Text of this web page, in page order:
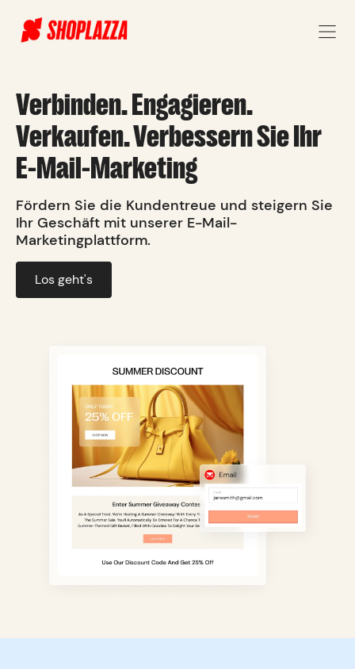
Verbinden. Engagieren.
Verkaufen. Verbessern Sie Ihr
E-Mail-Marketing
Fördern Sie die Kundentreue und steigern Sie
Ihr Geschäft mit unserer E-Mail-
Marketingplattform.
Los geht's